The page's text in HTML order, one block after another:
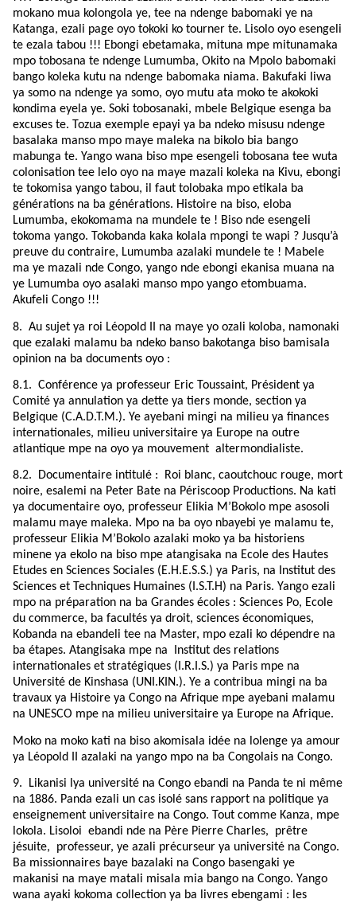
mokano mua kolongola ye, tee na ndenge babomaki ye na
Katanga, ezali page oyo tokoki ko tourner te. Lisolo oyo esengeli
te ezala tabou !!! Ebongi ebetamaka, mituna mpe mitunamaka
mpo tobosana te ndenge Lumumba, Okito na Mpolo babomaki
bango koleka kutu na ndenge babomaka niama. Bakufaki liwa
ya somo na ndenge ya somo, oyo mutu ata moko te akokoki
kondima eyela ye. Soki tobosanaki, mbele Belgique esenga ba
excuses te. Tozua exemple epayi ya ba ndeko misusu ndenge
basalaka manso mpo maye maleka na bikolo bia bango
mabunga te. Yango wana biso mpe esengeli tobosana tee wuta
colonisation tee lelo oyo na maye mazali koleka na Kivu, ebongi
te tokomisa yango tabou, il faut tolobaka mpo etikala ba
générations na ba générations. Histoire na biso, eloba
Lumumba, ekokomama na mundele te ! Biso nde esengeli
tokoma yango. Tokobanda kaka kolala mpongi te wapi ? Jusqu’à
preuve du contraire, Lumumba azalaki mundele te ! Mabele
ma ye mazali nde Congo, yango nde ebongi ekanisa muana na
ye Lumumba oyo asalaki manso mpo yango etombuama.
Akufeli Congo !!!
8. Au sujet ya roi Léopold II na maye yo ozali koloba, namonaki
que ezalaki malamu ba ndeko banso bakotanga biso bamisala
opinion na ba documents oyo :
8.1. Conférence ya professeur Eric Toussaint, Président ya
Comité ya annulation ya dette ya tiers monde, section ya
Belgique (C.A.D.T.M.). Ye ayebani mingi na milieu ya finances
internationales, milieu universitaire ya Europe na outre
atlantique mpe na oyo ya mouvement altermondialiste.
8.2.
Documentaire intitulé : Roi blanc, caoutchouc rouge, mort
noire, esalemi na Peter Bate na Périscoop Productions. Na kati
ya documentaire oyo, professeur Elikia M’Bokolo mpe asosoli
malamu maye maleka. Mpo na ba oyo nbayebi ye malamu te,
professeur Elikia M’Bokolo azalaki moko ya ba historiens
minene ya ekolo na biso mpe atangisaka na Ecole des Hautes
Etudes en Sciences Sociales (E.H.E.S.S.) ya Paris, na Institut des
Sciences et Techniques Humaines (I.S.T.H) na Paris. Yango ezali
mpo na préparation na ba Grandes écoles : Sciences Po, Ecole
du commerce, ba facultés ya droit, sciences économiques,
Kobanda na ebandeli tee na Master, mpo ezali ko dépendre na
ba étapes. Atangisaka mpe na Institut des relations
internationales et stratégiques (I.R.I.S.) ya Paris mpe na
Université de Kinshasa (UNI.KIN.). Ye a contribua mingi na ba
travaux ya Histoire ya Congo na Afrique mpe ayebani malamu
na UNESCO mpe na milieu universitaire ya Europe na Afrique.
Moko na moko kati na biso akomisala idée na lolenge ya amour
ya Léopold II azalaki na yango mpo na ba Congolais na Congo.
9.
Likanisi lya université na Congo ebandi na Panda te ni même
na 1886. Panda ezali un cas isolé sans rapport na politique ya
enseignement universitaire na Congo. Tout comme Kanza, mpe
lokola. Lisoloi ebandi nde na Père Pierre Charles, prêtre
jésuite, professeur, ye azali précurseur ya université na Congo.
Ba missionnaires baye bazalaki na Congo basengaki ye
makanisi na maye matali misala mia bango na Congo. Yango
wana ayaki kokoma collection ya ba livres ebengami : les